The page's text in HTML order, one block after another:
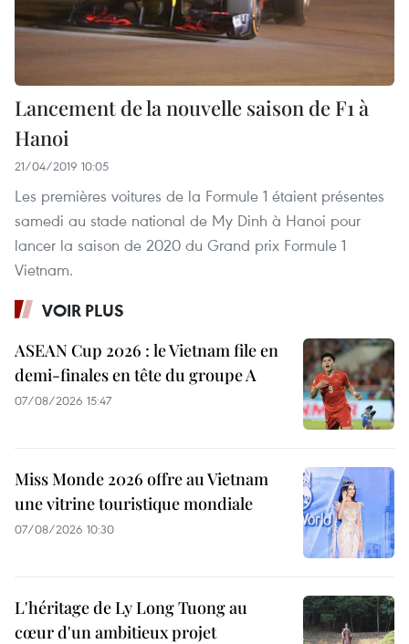
Lancement de la nouvelle saison de F1 à
Hanoi
21/04/2019 10:05
Les premières voitures de la Formule 1 étaient présentes
samedi au stade national de My Dinh à Hanoi pour
lancer la saison de 2020 du Grand prix Formule 1
Vietnam.
VOIR PLUS
ASEAN Cup 2026 : le Vietnam file en
demi-finales en tête du groupe A
07/08/2026 15:47
Miss Monde 2026 offre au Vietnam
une vitrine touristique mondiale
07/08/2026 10:30
L'héritage de Ly Long Tuong au
cœur d'un ambitieux projet